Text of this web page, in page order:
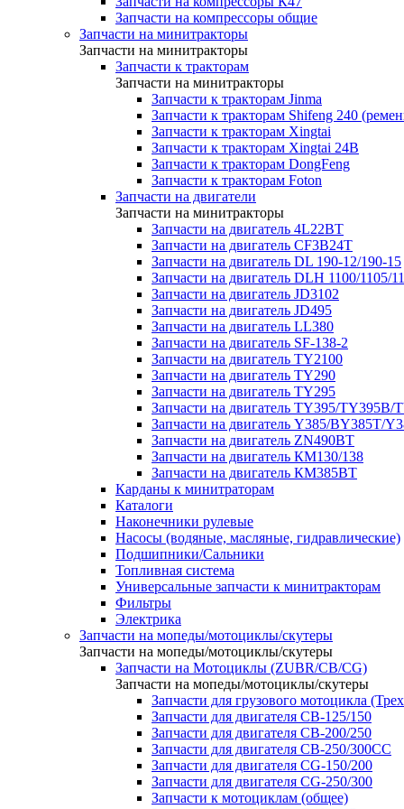
Запчасти на компрессоры общие
Запчасти на минитракторы
Запчасти на минитракторы
Запчасти к тракторам
Запчасти на минитракторы
Запчасти к тракторам Jinma
Запчасти к тракторам Shifeng 240
Запчасти к тракторам Xingtai
Запчасти к тракторам Xingtai 24В
Запчасти к тракторам DongFeng
Запчасти к тракторам Foton
Запчасти на двигатели
Запчасти на минитракторы
Запчасти на двигатель 4L22BT
Запчасти на двигатель CF3B24T
Запчасти на двигатель DL 190-12/190-15
Запчасти на двигатель DLH 1100/1105/
Запчасти на двигатель JD3102
Запчасти на двигатель JD495
Запчасти на двигатель LL380
Запчасти на двигатель SF-138-2
Запчасти на двигатель TY2100
Запчасти на двигатель TY290
Запчасти на двигатель TY295
Запчасти на двигатель TY395/TY395В/
Запчасти на двигатель Y385/BY385T/
Запчасти на двигатель ZN490BT
Запчасти на двигатель КМ130/138
Запчасти на двигатель КМ385ВТ
Карданы к минитраторам
Каталоги
Наконечники рулевые
Насосы (водяные, масляные, гидравлические)
Подшипники/Сальники
Топливная система
Универсальные запчасти к минитракторам
Фильтры
Электрика
Запчасти на мопеды/мотоциклы/скутеры
Запчасти на мопеды/мотоциклы/скутеры
Запчасти на Мотоциклы (ZUBR/CB/CG)
Запчасти на мопеды/мотоциклы/скутеры
Запчасти для грузового мотоцикла
Запчасти для двигателя CB-125/150
Запчасти для двигателя CB-200/250
Запчасти для двигателя CB-250/300СС
Запчасти для двигателя CG-150/200
Запчасти для двигателя CG-250/300
Запчасти к мотоциклам (общее)